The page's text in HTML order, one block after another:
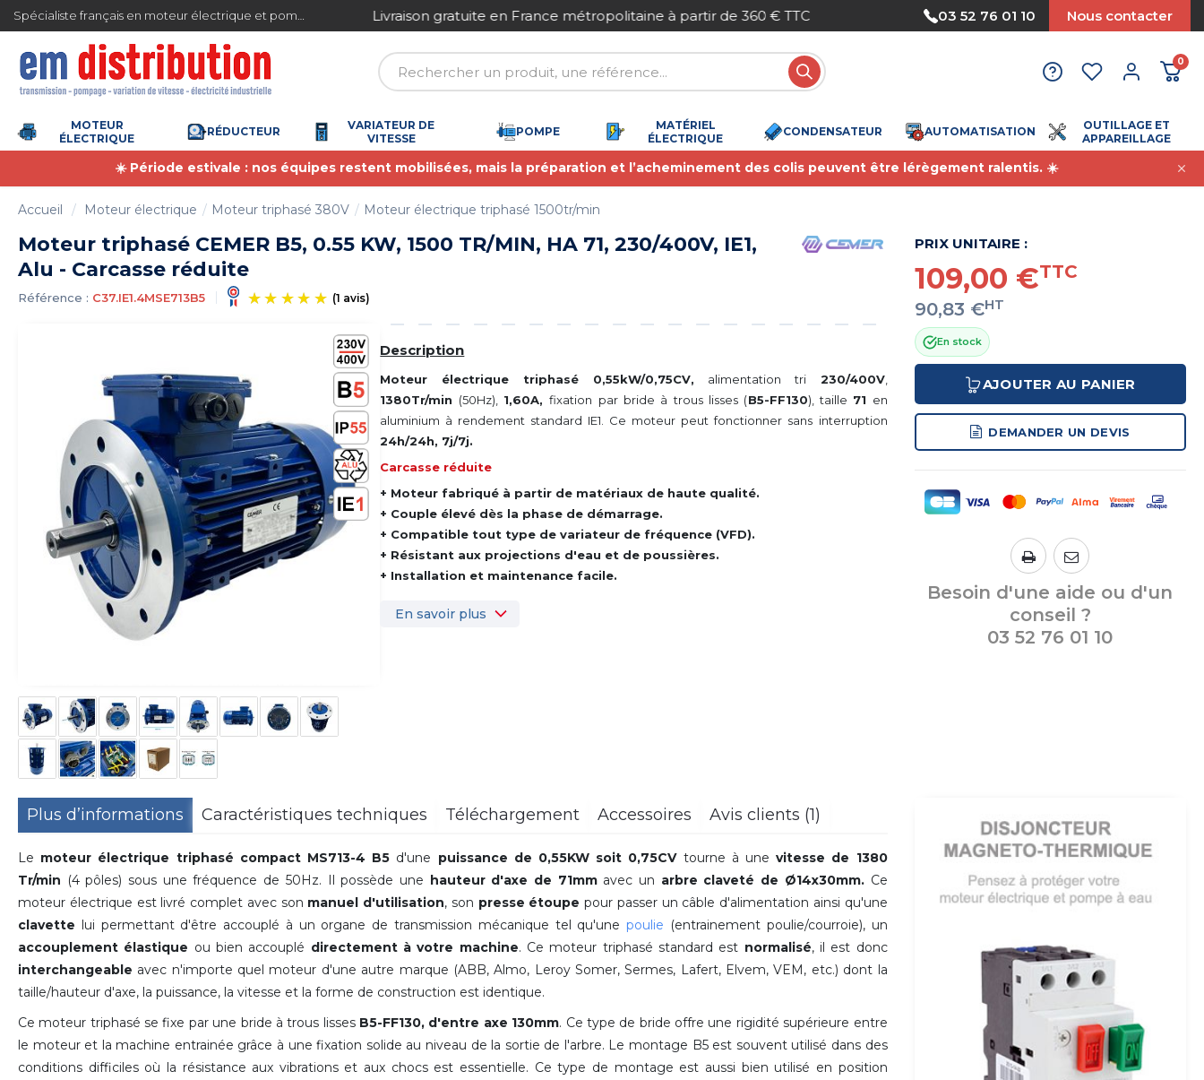
en France métropolitaine à partir de 360 € TTC Paiement sécurisé Nous acceptons le paiement par
03 52 76 01 10 Nous contacter
0
MOTEUR
ÉLECTRIQUE
RÉDUCTEUR
VARIATEUR DE
VITESSE
POMPE
MATÉRIEL
ÉLECTRIQUE
CONDENSATEUR AUTOMATISATION
OUTILLAGE ET
APPAREILLAGE
☀️ Période estivale : nos équipes restent mobilisées, mais la préparation et l’acheminement des colis peuvent être lérègement ralentis. ☀️
Accueil Moteur électrique Moteur triphasé 380V Moteur électrique triphasé 1500tr/min
Moteur triphasé CEMER B5, 0.55 KW, 1500 TR/MIN, HA 71, 230/400V, IE1,
Alu - Carcasse réduite
Référence : C37.IE1.4MSE713B5
(1 avis)
Description
Moteur électrique triphasé 0,55kW/0,75CV, alimentation tri 230/400V,
1380Tr/min (50Hz), 1,60A,fixation par bride à trous lisses (B5-FF130), taille 71 en
aluminium à rendement standard IE1. Ce moteur peut fonctionner sans interruption
24h/24h, 7j/7j.
Carcasse réduite
+ Moteur fabriqué à partir de matériaux de haute qualité.
+ Couple élevé dès la phase de démarrage.
+ Compatible tout type de variateur de fréquence (VFD).
+ Résistant aux projections d'eau et de poussières.
+ Installation et maintenance facile.
En savoir plus
PRIX UNITAIRE :
109,00 €TTC
90,83 €HT
En stock
AJOUTER AU PANIER
DEMANDER UN DEVIS
Besoin d'une aide ou d'un
conseil ?
03 52 76 01 10
Plus d’informations Caractéristiques techniques Téléchargement Accessoires Avis clients (1)
Le moteur électrique triphasé compact MS713-4 B5 d'une puissance de 0,55KW soit 0,75CVtourne à unevitesse de 1380
Tr/min (4 pôles) sous une fréquence de 50Hz. Il possède une hauteur d'axe de 71mmavec un arbre claveté de Ø14x30mm. Ce
moteur électrique est livré complet avec son manuel d'utilisation, son presse étoupe pour passer un câble d'alimentation ainsi qu'une
clavette lui permettant d'être accouplé à un organe de transmission mécanique tel qu'unepoulie (entrainement poulie/courroie), un
accouplement élastique ou bien accouplé directement à votre machine. Ce moteur triphasé standard est normalisé, il est donc
interchangeable avec n'importe quel moteur d'une autre marque (ABB, Almo, Leroy Somer, Sermes, Lafert, Elvem, VEM, etc.) dont la
taille/hauteur d'axe, la puissance, la vitesse et la forme de construction est identique.
Ce moteur triphasé se fixe par une bride à trous lisses B5-FF130, d'entre axe 130mm. Ce type de bride offre une rigidité supérieure entre
le moteur et la machine entrainée grâce à une fixation solide au niveau de la sortie de l'arbre. Le montage B5 est souvent utilisé dans des
conditions difficiles où la résistance aux vibrations et aux chocs est essentielle. Ce type de montage est aussi bien utilisé en position
Gestion des cookies